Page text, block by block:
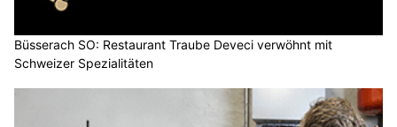
Büsserach SO: Restaurant Traube Deveci verwöhnt mit
Schweizer Spezialitäten